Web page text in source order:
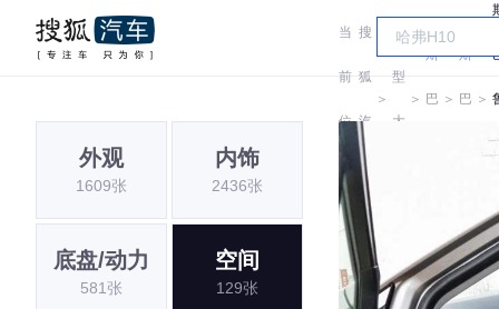
当
前
位
置:
搜
狐
汽
车
＞
车
型
大
＞
斯
巴 ＞
斯
巴 ＞
外观
1609张
内饰
2436张
底盘/动力
581张
空间
129张